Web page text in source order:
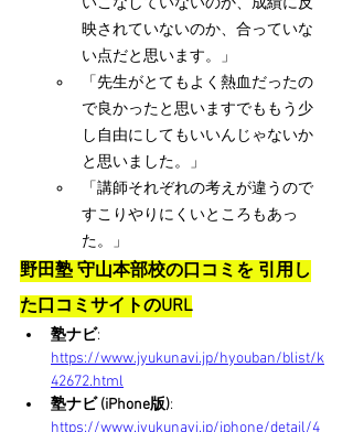
映されていないのか、合っていな
い点だと思います。」
「先生がとてもよく熱血だったの
で良かったと思いますでももう少
し自由にしてもいいんじゃないか
と思いました。」
「講師それぞれの考えが違うので
すこりやりにくいところもあっ
た。」
野田塾 守山本部校の口コミを 引用し
た口コミサイトのURL
塾ナビ:
https://www.jyukunavi.jp/hyouban/blist/k
42672.html
塾ナビ (iPhone版):
https://www.jyukunavi.jp/iphone/detail/4